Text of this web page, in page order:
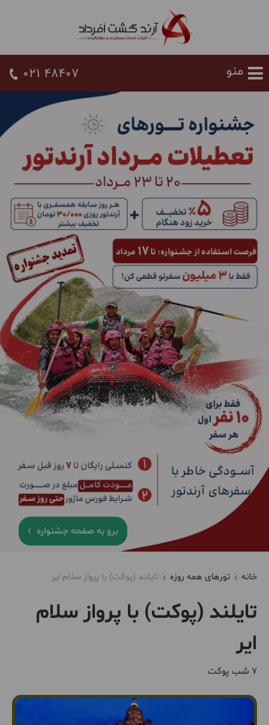
021 48407
برو به صفحه جشنواره
خانه تورهای همه روزه تایلند (پوکت) با پرواز سلام ایر
تایلند (پوکت) با پرواز سلام
ایر
7 شب پوکت